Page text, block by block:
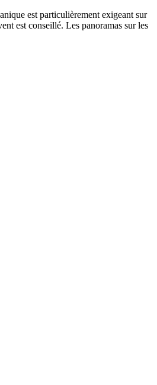
est particulièrement exigeant sur
est conseillé. Les panoramas sur les